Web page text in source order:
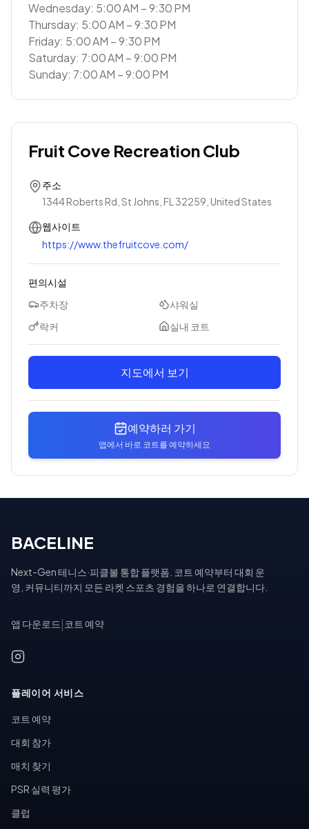
Wednesday: 5:00 AM – 9:30 PM
Thursday: 5:00 AM – 9:30 PM
Friday: 5:00 AM – 9:30 PM
Saturday: 7:00 AM – 9:00 PM
Sunday: 7:00 AM – 9:00 PM
Fruit Cove Recreation Club
주소
1344 Roberts Rd, St Johns, FL 32259, United States
웹사이트
https://www.thefruitcove.com/
편의시설
주차장
샤워실
락커
실내 코트
지도에서 보기
예약하러 가기
앱에서 바로 코트를 예약하세요
BACELINE
Next-Gen 테니스·피클볼 통합 플랫폼. 코트 예약부터 대회 운
영, 커뮤니티까지 모든 라켓 스포츠 경험을 하나로 연결합니다.
앱 다운로드 코트 예약
플레이어 서비스
코트 예약
대회 참가
매치 찾기
PSR 실력 평가
클럽